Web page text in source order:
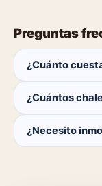
Preguntas
¿Cuánto
¿Cuántos
catálogo se
¿Necesito